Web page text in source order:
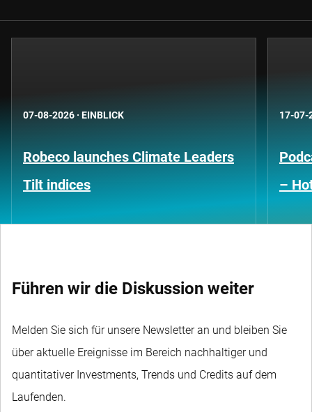
07-08-2026 · EINBLICK
Robeco launches Climate Leaders
Tilt indices
17-07-
–
Führen wir die Diskussion weiter
Melden Sie sich für unsere Newsletter an und bleiben Sie
über aktuelle Ereignisse im Bereich nachhaltiger und
quantitativer Investments, Trends und Credits auf dem
Laufenden.